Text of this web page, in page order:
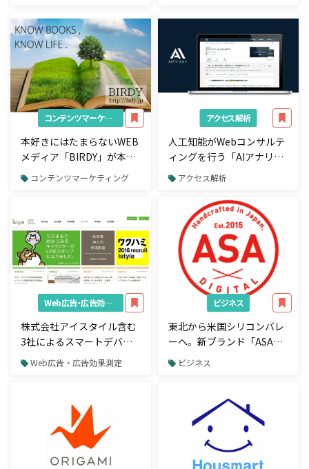
コンテンツマーケティング
本好きにはたまらないWEB
メディア「BIRDY」が本格
スタート
コンテンツマーケティング
アクセス解析
人工知能がWebコンサルテ
ィングを行う「AIアナリス
ト」の提供開始
アクセス解析
Web広告・広告効果測定
株式会社アイスタイル含む
3社によるスマートデバイ
ス向け動画広告ネットワー
Web広告・広告効果測定
ビジネス
東北から米国シリコンバレ
ーへ。新ブランド「ASA
Digital」発足
ビジネス